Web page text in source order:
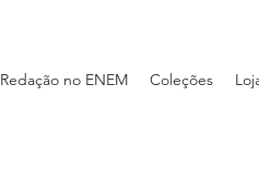
Redação no ENEM Coleções